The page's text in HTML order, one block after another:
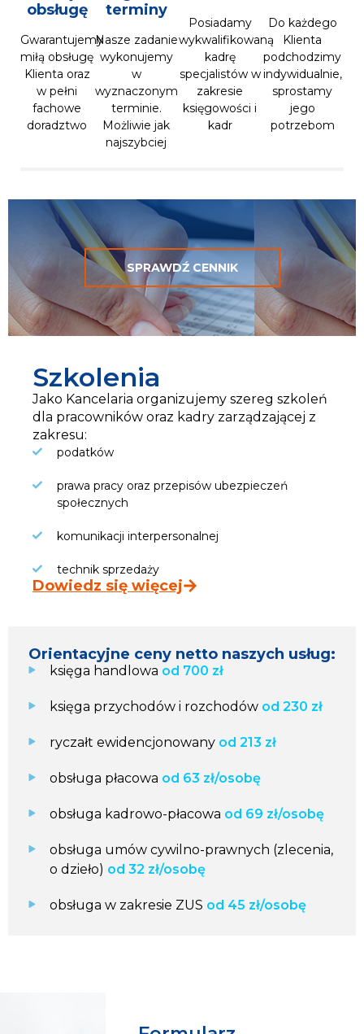
obsługę
Gwarantujemy
miłą obsługę
Klienta oraz
w pełni
fachowe
doradztwo
terminy
Nasze zadanie
wykonujemy
w
wyznaczonym
terminie.
Możliwie jak
najszybciej
Posiadamy
wykwalifikowaną
kadrę
specjalistów w
zakresie
księgowości i
kadr
Do każdego
Klienta
podchodzimy
indywidualnie,
sprostamy
jego
potrzebom
SPRAWDŹ CENNIK
Orientacyjne ceny netto naszych usług:
księga handlowa od 700 zł
księga przychodów i rozchodów od 230 zł
ryczałt ewidencjonowany od 213 zł
obsługa płacowa od 63 zł/osobę
obsługa kadrowo-płacowa od 69 zł/osobę
obsługa umów cywilno-prawnych (zlecenia,
o dzieło) od 32 zł/osobę
obsługa w zakresie ZUS od 45 zł/osobę
Szkolenia
Jako Kancelaria organizujemy szereg szkoleń
dla pracowników oraz kadry zarządzającej z
zakresu:
podatków
prawa pracy oraz przepisów ubezpieczeń
społecznych
komunikacji interpersonalnej
technik sprzedaży
Dowiedz się więcej